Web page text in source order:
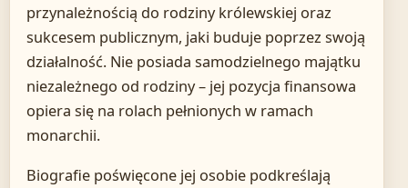
przynależnością do rodziny królewskiej oraz
sukcesem publicznym, jaki buduje poprzez swoją
działalność. Nie posiada samodzielnego majątku
niezależnego od rodziny – jej pozycja finansowa
opiera się na rolach pełnionych w ramach
monarchii.
Biografie poświęcone jej osobie podkreślają